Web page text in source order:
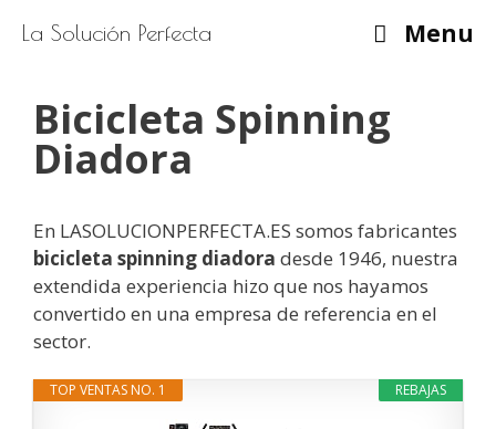
La Solución Perfecta Menu
Bicicleta Spinning
Diadora
En LASOLUCIONPERFECTA.ES somos fabricantes
bicicleta spinning diadora desde 1946, nuestra
extendida experiencia hizo que nos hayamos
convertido en una empresa de referencia en el
sector.
REBAJAS
TOP VENTAS NO. 1